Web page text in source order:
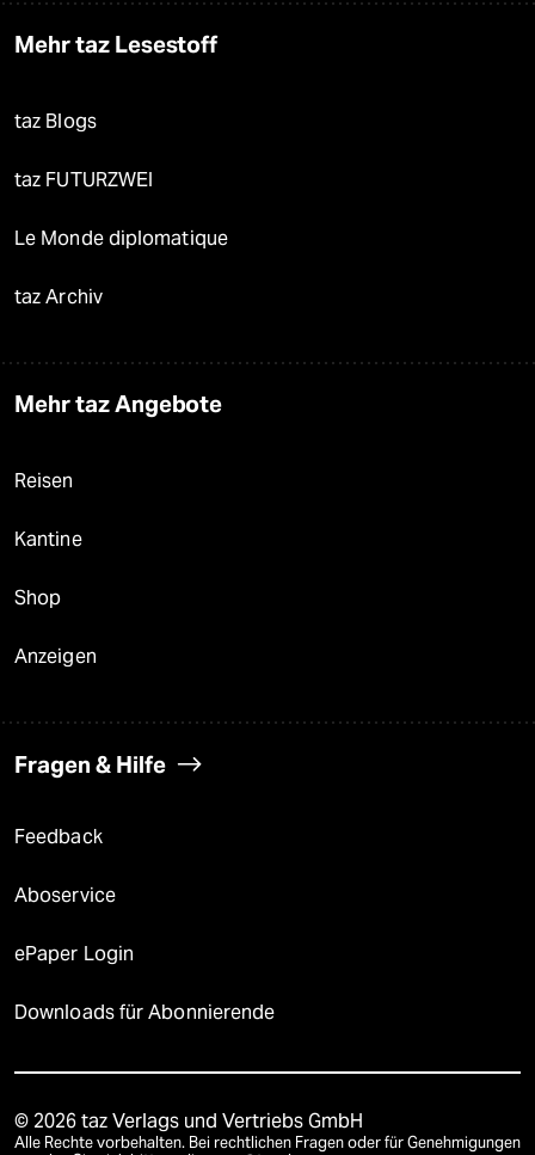
Mehr taz Lesestoff
taz Blogs
taz FUTURZWEI
Le Monde diplomatique
taz Archiv
Mehr taz Angebote
Reisen
Kantine
Shop
Anzeigen
Fragen & Hilfe
Feedback
Aboservice
ePaper Login
Downloads für Abonnierende
© 2026 taz Verlags und Vertriebs GmbH
Alle Rechte vorbehalten. Bei rechtlichen Fragen oder für Genehmigungen